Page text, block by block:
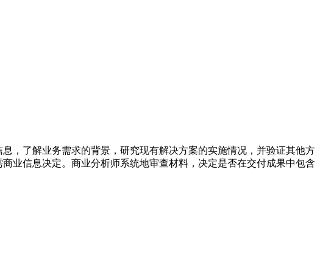
，了解业务需求的背景，研究现有解决方案的实施情况，并验证其他方
业信息决定。商业分析师系统地审查材料，决定是否在交付成果中包含